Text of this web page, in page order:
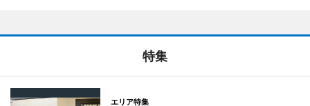
特集
エリア特集